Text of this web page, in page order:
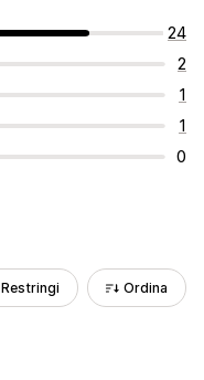
24
2
1
1
0
Restringi Ordina